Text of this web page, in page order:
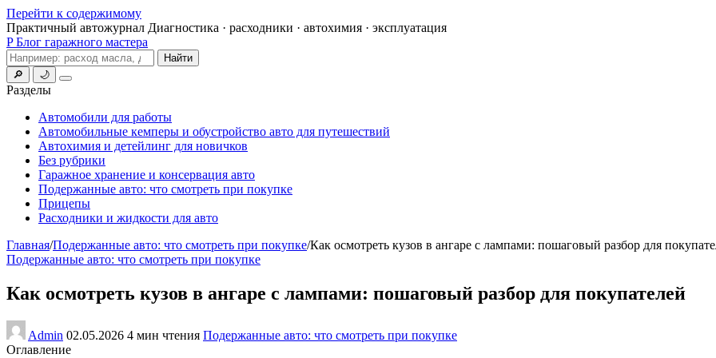
Перейти к содержимому
Практичный автожурнал Диагностика · расходники · автохимия · эксплуатация
P Блог гаражного мастера
Поиск
Найти
🔎
🌙
Меню
Разделы
Автомобили для работы
Автомобильные кемперы и обустройство авто для путешествий
Автохимия и детейлинг для новичков
Без рубрики
Гаражное хранение и консервация авто
Подержанные авто: что смотреть при покупке
Прицепы
Расходники и жидкости для авто
Главная/Подержанные авто: что смотреть при покупке/Как осмотреть кузов в ангаре с лампами: пошаговый разбор для
Подержанные авто: что смотреть при покупке
Как осмотреть кузов в ангаре с лампами: пошаговый разбор для покупателей
Admin 02.05.2026 4 мин чтения Подержанные авто: что смотреть при покупке
Оглавление